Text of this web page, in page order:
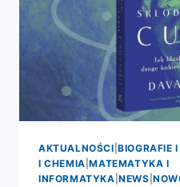
AKTUALNOŚCI |BIOGRAFIE
I CHEMIA |MATEMATYKA I
INFORMATYKA |NEWS |